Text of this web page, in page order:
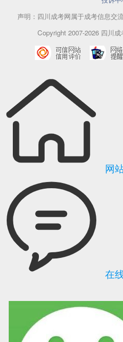
声明：四川成考网属于成考信息交
Copyright 2007-2026 四川
可信网站信用评 网络警察
网
在